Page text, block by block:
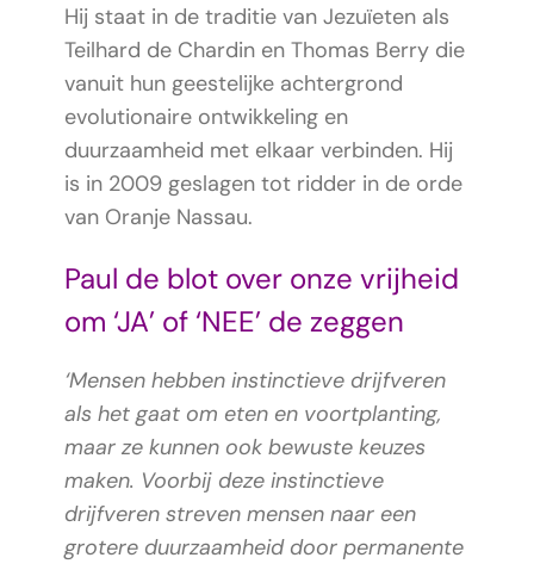
Hij staat in de traditie van Jezuïeten als
Teilhard de Chardin en Thomas Berry die
vanuit hun geestelijke achtergrond
evolutionaire ontwikkeling en
duurzaamheid met elkaar verbinden. Hij
is in 2009 geslagen tot ridder in de orde
van Oranje Nassau.
Paul de blot over onze vrijheid
om ‘JA’ of ‘NEE’ de zeggen
‘Mensen hebben instinctieve drijfveren
als het gaat om eten en voortplanting,
maar ze kunnen ook bewuste keuzes
maken. Voorbij deze instinctieve
drijfveren streven mensen naar een
grotere duurzaamheid door permanente